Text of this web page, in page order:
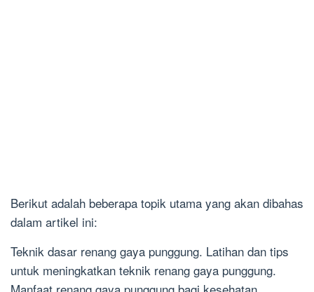
Berikut adalah beberapa topik utama yang akan dibahas
dalam artikel ini:
Teknik dasar renang gaya punggung. Latihan dan tips
untuk meningkatkan teknik renang gaya punggung.